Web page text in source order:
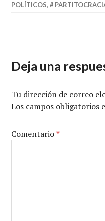
POLÍTICOS,
Deja una
Tu dirección de correo
Los campos obligatorios
Comentario*